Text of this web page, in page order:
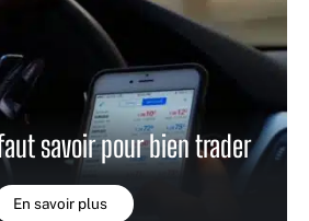
savoir pour bien trader
En savoir plus